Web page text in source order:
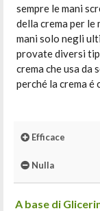
sempre le mani
della crema per le
mani solo negli
provate diversi
crema che usa da
perché la crema é
Efficace
Nulla
A base di